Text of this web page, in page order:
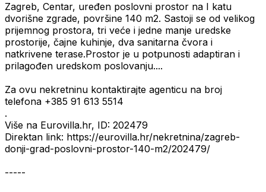
Zagreb, Centar, uređen poslovni prostor na I katu
dvorišne zgrade, površine 140 m2. Sastoji se od velikog
prijemnog prostora, tri veće i jedne manje uredske
prostorije, čajne kuhinje, dva sanitarna čvora i
natkrivene terase.Prostor je u potpunosti adaptiran i
prilagođen uredskom poslovanju....
Za ovu nekretninu kontaktirajte agenticu na broj
telefona +385 91 613 5514
.
Više na Eurovilla.hr, ID: 202479
Direktan link: https://eurovilla.hr/nekretnina/zagreb-
donji-grad-poslovni-prostor-140-m2/202479/
-----